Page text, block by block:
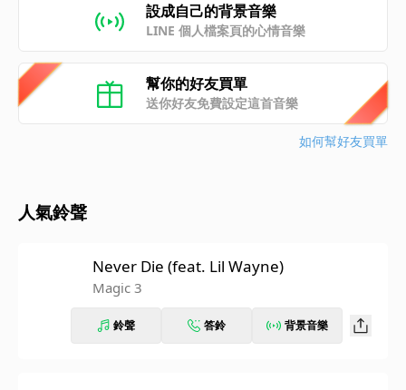
設成自己的背景音樂
LINE 個人檔案頁的心情音樂
幫你的好友買單
送你好友免費設定這首音樂
如何幫好友買單
人氣鈴聲
Never Die (feat. Lil Wayne)
Magic 3
鈴聲 答鈴 背景音樂